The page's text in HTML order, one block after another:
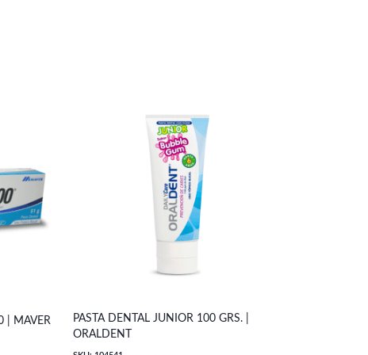
| MAVER
PASTA DENTAL JUNIOR 100 GRS. |
ORALDENT